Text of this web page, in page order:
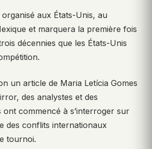
aux États-Unis, au
et marquera la première fois
décennies que les États-Unis
un article de Maria Letícia Gomes
des analystes et des
ont commencé à s’interroger sur
des conflits internationaux
tournoi.